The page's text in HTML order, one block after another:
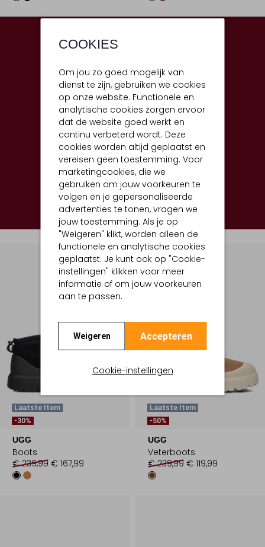
COOKIES
Om jou zo goed mogelijk van
dienst te zijn, gebruiken we cookies
op onze website. Functionele en
analytische cookies zorgen ervoor
dat de website goed werkt en
continu verbeterd wordt. Deze
cookies worden altijd geplaatst en
vereisen geen toestemming. Voor
marketingcookies, die we
gebruiken om jouw voorkeuren te
volgen en je gepersonaliseerde
advertenties te tonen, vragen we
jouw toestemming. Als je op
"Weigeren" klikt, worden alleen de
functionele en analytische cookies
geplaatst. Je kunt ook op "Cookie-
instellingen" klikken voor meer
informatie of om jouw voorkeuren
aan te passen.
Weigeren Accepteren
Cookie-instellingen
Shop hier
Laatste Item
-30%
UGG
Boots
€ 239,99 € 167,99
Laatste Item
-50%
UGG
Veterboots
€ 239,99 € 119,99